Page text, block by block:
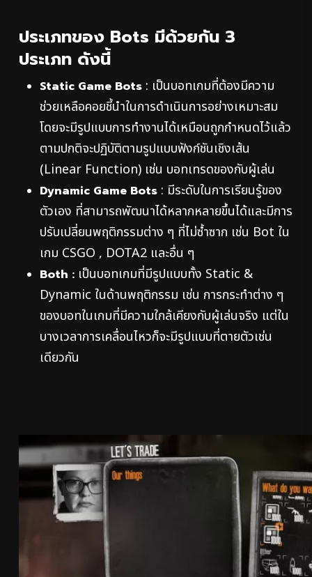
ประเภทของ Bots มีด้วยกัน 3
ประเภท ดังนี้
Static Game Bots: เป็นบอทเกมที่ต้องมีความ
ช่วยเหลือคอยชี้นำในการดำเนินการอย่างเหมาะสม
โดยจะมีรูปแบบการทำงานได้เหมือนถูกกำหนดไว้แล้ว
ตามปกติจะปฏิบัติตามรูปแบบฟังก์ชันเชิงเส้น
(Linear Function) เช่น บอทเทรดของกับผู้เล่น
Dynamic Game Bots : มีระดับในการเรียนรู้ของ
ตัวเอง ที่สามารถพัฒนาได้หลากหลายขึ้นได้และมีการ
ปรับเปลี่ยนพฤติกรรมต่าง ๆ ที่ไม่ซ้ำซาก เช่น Bot ใน
เกม CSGO , DOTA2 และอื่น ๆ
Both : เป็นบอทเกมที่มีรูปแบบทั้ง Static &
Dynamic ในด้านพฤติกรรม เช่น การกระทำต่าง ๆ
ของบอทในเกมที่มีความใกล้เคียงกับผู้เล่นจริง แต่ใน
บางเวลาการเคลื่อนไหวก็จะมีรูปแบบที่ตายตัวเช่น
เดียวกัน